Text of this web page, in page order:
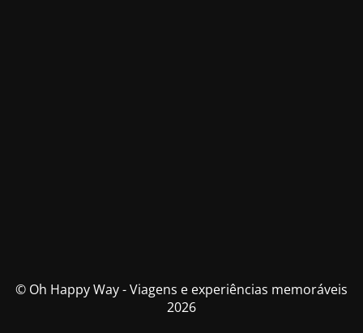
© Oh Happy Way - Viagens e experiências memoráveis
2026